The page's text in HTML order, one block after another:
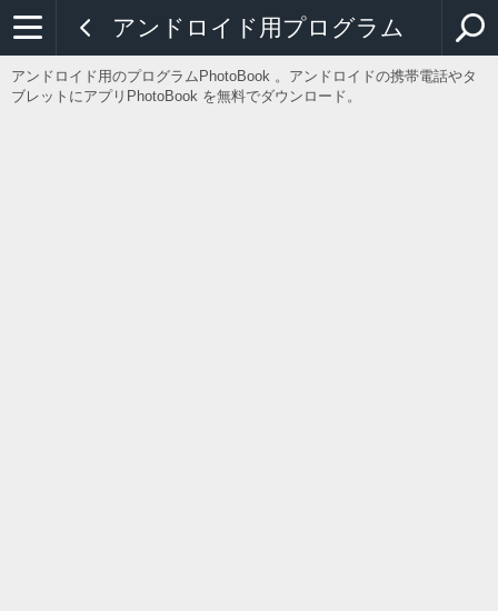
アンドロイド用プログラム
アンドロイド用のプログラムPhotoBook 。アンドロイドの携帯電話やタ
ブレットにアプリPhotoBook を無料でダウンロード。